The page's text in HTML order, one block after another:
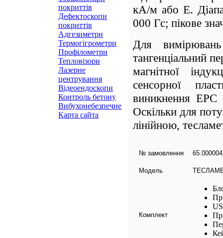
покриттів
Дефектоскопи
покриттів
Адгезиметри
Термогігрометри
Профілометри
Тепловізори
Лазерне
центрування
Відеоендоскопи
Контроль бетону
Вибухонебезпечне
Карта сайта
кА/м або Е.
000 Гс; пікове
Для
тангенціальний
магнітної
сенсорної
виникнення ЕРС
Оскільки для
лінійною,
№ замовлення
Модель
Комплект